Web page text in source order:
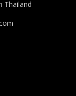
Thailand